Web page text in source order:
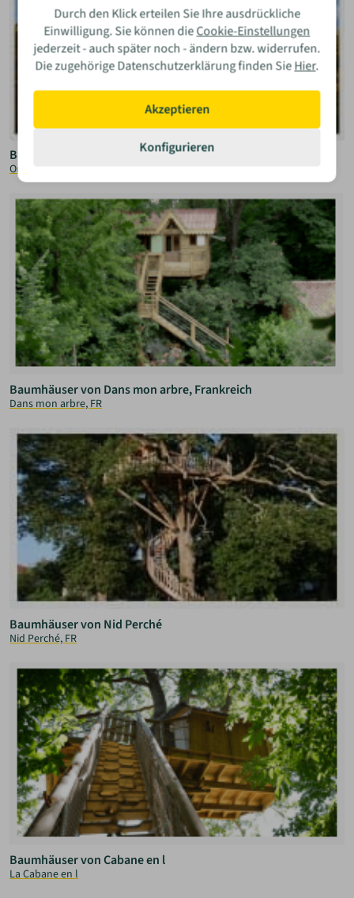
Baupläne für Baumhäuser von Oncle Gustave
Oncle Gustave, FR
Baumhäuser von Dans mon arbre, Frankreich
Dans mon arbre, FR
Baumhäuser von Nid Perché
Nid Perché, FR
Baumhäuser von Cabane en l
La Cabane en l
Durch den Klick erteilen Sie Ihre ausdrückliche
Einwilligung. Sie können dieCookie-Einstellungen
jederzeit - auch später noch - ändern bzw. widerrufen.
Die zugehörige Datenschutzerklärung finden SieHier.
Akzeptieren
Konfigurieren